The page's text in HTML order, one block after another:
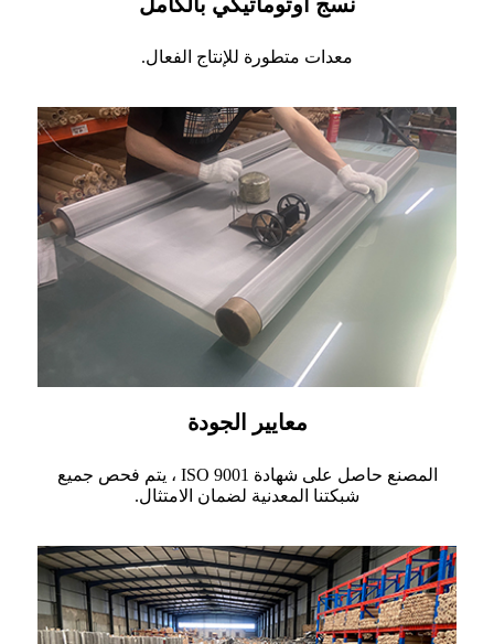
معدات متطورة للإنتاج الفعال.
معايير الجودة
المصنع حاصل على شهادة ISO 9001 ، يتم فحص جميع
شبكتنا المعدنية لضمان الامتثال.